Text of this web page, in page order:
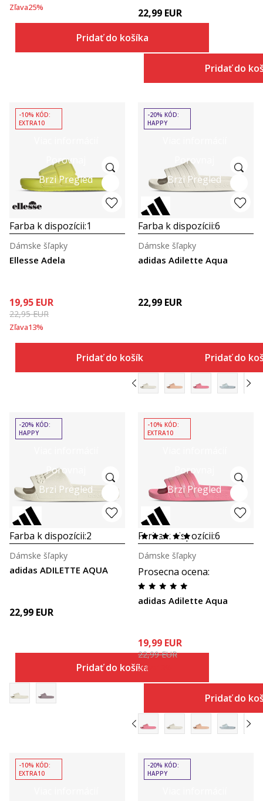
Zľava25%
Pridať do košíka
22,99 EUR
Pridať do
Porovnaj
Brzi Pregled
-10% KÓD:
EXTRA10
Farba k dispozícii:1
Ellesse Adela
Dámske šľapky
19,95 EUR
22,95EUR
Zľava13%
Pridať do košíka
Porovnaj
Brzi Pregled
-20% KÓD:
HAPPY
Farba k dispozícii:6
adidas Adilette Aqua
Dámske šľapky
22,99 EUR
Pridať do
Porovnaj
Brzi Pregled
-20% KÓD:
HAPPY
Farba k dispozícii:2
adidas ADILETTE AQUA
Dámske šľapky
22,99 EUR
Pridať do košíka
Porovnaj
Brzi Pregled
-10% KÓD:
EXTRA10
Farba k dispozícii:6
Prosecna ocena:
adidas Adilette Aqua
Dámske šľapky
19,99 EUR
22,99EUR
Zľava
Pridať do
-10% KÓD:
EXTRA10
-20% KÓD:
HAPPY